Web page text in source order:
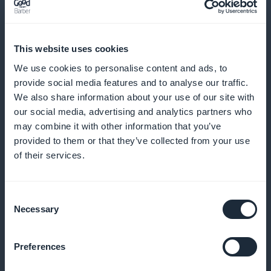
This website uses cookies
We use cookies to personalise content and ads, to
provide social media features and to analyse our traffic.
We also share information about your use of our site with
our social media, advertising and analytics partners who
may combine it with other information that you’ve
provided to them or that they’ve collected from your use
of their services.
Selection
Necessary
Preferences
Und viele andere Dinge
Analysieren Sie das Verhalten und die Vorlieben der